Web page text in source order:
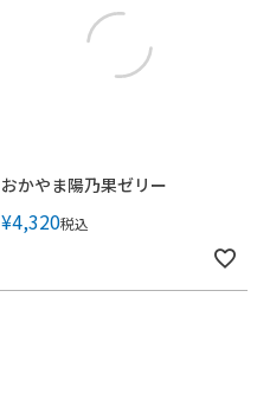
おかやま陽乃果ゼリー
¥4,320税込